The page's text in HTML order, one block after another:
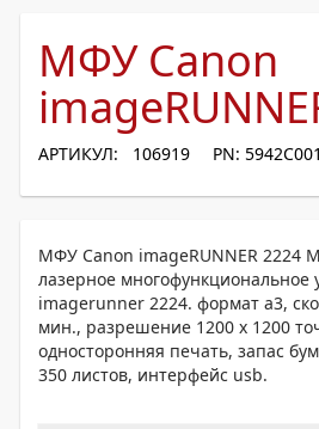
МФУ Canon
АРТИКУЛ: 106919 PN: 5942C001
МФУ Canon imageRUNNER 2224
лазерное многофункциональное
imagerunner 2224. формат а3,
мин., разрешение 1200 х 1200
односторонняя печать, запас
350 листов, интерфейс usb.